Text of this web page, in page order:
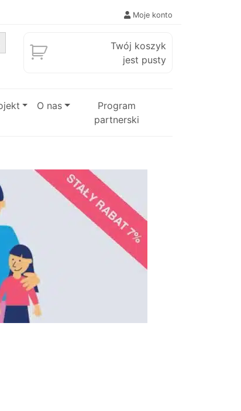
Moje konto
Twój koszyk
jest pusty
O nas
Program
partnerski